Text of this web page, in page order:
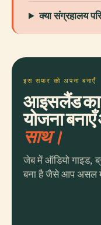
क्या संग्रहालय
इस सफर को अपना बनाएँ
आइसलैंड का
योजना
साथ।
जेब में ऑडियो गाइड,
बना है जैसे आप असल